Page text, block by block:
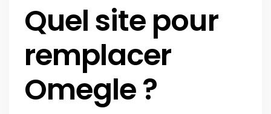
Quel site pour
remplacer
Omegle ?